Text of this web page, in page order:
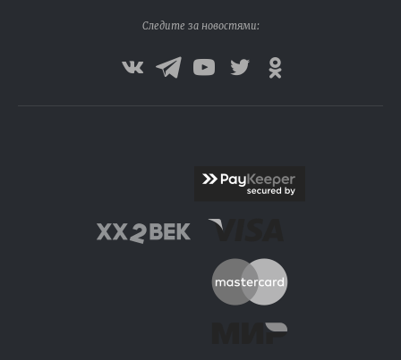
Следите за новостями: